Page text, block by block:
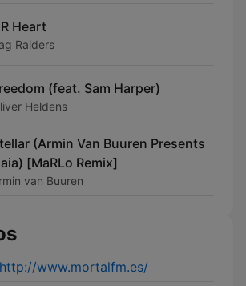
Heart
Raiders
(feat. Sam Harper)
Heldens
(Armin Van Buuren Presents
[MaRLo Remix]
van Buuren
http://www.mortalfm.es/